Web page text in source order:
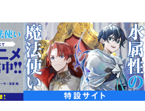
イラスト：天野英
発売元：TOブックス